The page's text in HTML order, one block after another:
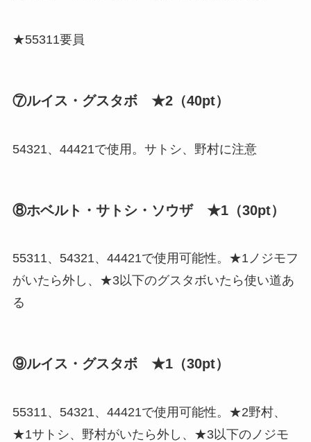
★55311要員
⑦ルイス・グスタボ ★2（40pt）
54321、44421で使用。サトシ、野村に注意
⑧ホベルト・サトシ・ソウザ ★1（30pt）
55311、54321、44421で使用可能性。★1ノジモフ
がいたら外し、★3以下のグスタボいたら使い道あ
る
⑨ルイス・グスタボ ★1（30pt）
55311、54321、44421で使用可能性。★2野村、
★1サトシ、野村がいたら外し、★3以下のノジモ